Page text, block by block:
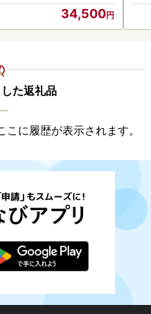
34,500
た返礼品
に履歴が表示されます。